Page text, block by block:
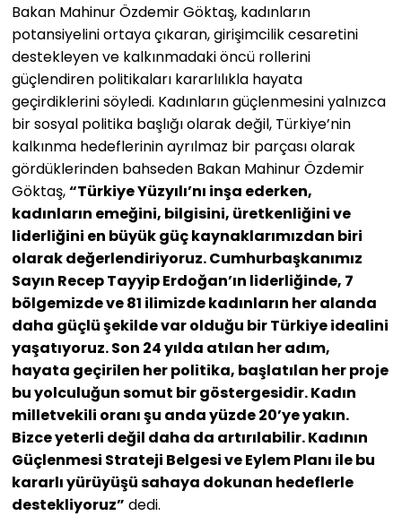
Bakan Mahinur Özdemir Göktaş, kadınların
potansiyelini ortaya çıkaran, girişimcilik cesaretini
destekleyen ve kalkınmadaki öncü rollerini
güçlendiren politikaları kararlılıkla hayata
geçirdiklerini söyledi. Kadınların güçlenmesini yalnızca
bir sosyal politika başlığı olarak değil, Türkiye’nin
kalkınma hedeflerinin ayrılmaz bir parçası olarak
gördüklerinden bahseden Bakan Mahinur Özdemir
Göktaş,“Türkiye Yüzyılı’nı inşa ederken,
kadınların emeğini, bilgisini, üretkenliğini ve
liderliğini en büyük güç kaynaklarımızdan biri
olarak değerlendiriyoruz. Cumhurbaşkanımız
Sayın Recep Tayyip Erdoğan’ın liderliğinde, 7
bölgemizde ve 81 ilimizde kadınların her alanda
daha güçlü şekilde var olduğu bir Türkiye idealini
yaşatıyoruz. Son 24 yılda atılan her adım,
hayata geçirilen her politika, başlatılan her proje
bu yolculuğun somut bir göstergesidir. Kadın
milletvekili oranı şu anda yüzde 20’ye yakın.
Bizce yeterli değil daha da artırılabilir. Kadının
Güçlenmesi Strateji Belgesi ve Eylem Planı ile bu
kararlı yürüyüşü sahaya dokunan hedeflerle
destekliyoruz” dedi.